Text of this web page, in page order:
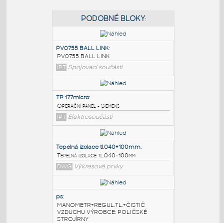
PODOBNÉ BLOKY:
PV0755 BALL LINK:
PV0755 BALL LINK
IPT Spojovací součásti
TP 177micro:
IPT Elektrosoučásti